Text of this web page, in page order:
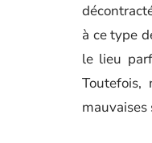
à ce type
le lieu
mauvaises